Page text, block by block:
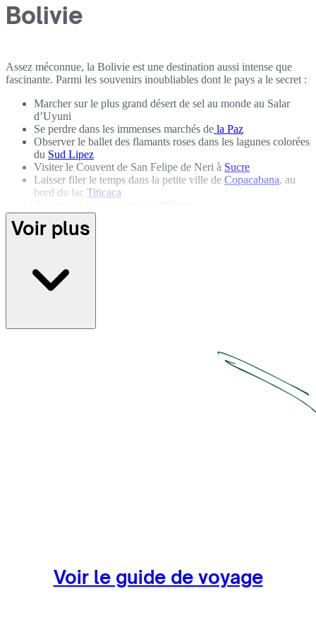
Bolivie
Assez méconnue, la Bolivie est une destination aussi intense que
fascinante. Parmi les souvenirs inoubliables dont le pays a le secret :
Marcher sur le plus grand désert de sel au monde au Salar
d’Uyuni
Se perdre dans les immenses marchés de la Paz
Observer le ballet des flamants roses dans les lagunes colorées
du Sud Lipez
Visiter le Couvent de San Felipe de Neri à Sucre
Laisser filer le temps dans la petite ville de Copacabana, au
bord du lac Titicaca
d'Oruro
Grimper au-dessus des nuages lors de l’ascension du
Potosí
Déguster du bon vin dans les vignobles de la région de
Randonner dans le parc Torotoro à la recherche de fossiles de
dinosaures
Serpenter au milieu des cactus géants de l'île
Voir plus
Voir le guide de voyage